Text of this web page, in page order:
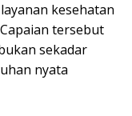
kesehatan
tersebut
sekadar
nyata